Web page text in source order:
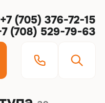
+7 (705) 376-72-15
(708) 529-79-63